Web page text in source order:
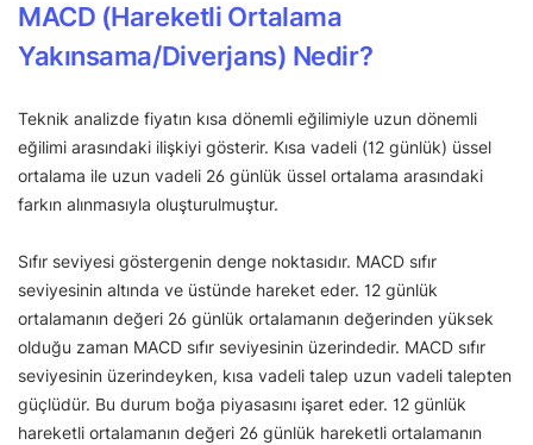
MACD (Hareketli Ortalama
Yakınsama/Diverjans) Nedir?
Teknik analizde fiyatın kısa dönemli eğilimiyle uzun dönemli
eğilimi arasındaki ilişkiyi gösterir. Kısa vadeli (12 günlük) üssel
ortalama ile uzun vadeli 26 günlük üssel ortalama arasındaki
farkın alınmasıyla oluşturulmuştur.
Sıfır seviyesi göstergenin denge noktasıdır. MACD sıfır
seviyesinin altında ve üstünde hareket eder. 12 günlük
ortalamanın değeri 26 günlük ortalamanın değerinden yüksek
olduğu zaman MACD sıfır seviyesinin üzerindedir. MACD sıfır
seviyesinin üzerindeyken, kısa vadeli talep uzun vadeli talepten
güçlüdür. Bu durum boğa piyasasını işaret eder. 12 günlük
hareketli ortalamanın değeri 26 günlük hareketli ortalamanın